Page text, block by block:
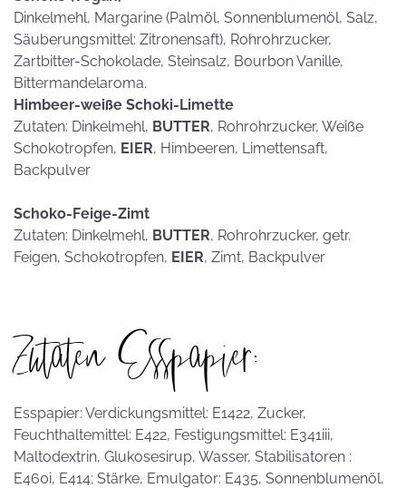
Dinkelmehl, Margarine (Palmöl, Sonnenblumenöl, Salz,
Säuberungsmittel: Zitronensaft), Rohrohrzucker,
Zartbitter-Schokolade, Steinsalz, Bourbon Vanille,
Bittermandelaroma.
Himbeer-weiße Schoki-Limette
Zutaten: Dinkelmehl, BUTTER, Rohrohrzucker, Weiße
Schokotropfen, EIER, Himbeeren, Limettensaft,
Backpulver
Schoko-Feige-Zimt
Zutaten: Dinkelmehl, BUTTER, Rohrohrzucker, getr.
Feigen, Schokotropfen, EIER, Zimt, Backpulver
Zutaten Esspapier:
Esspapier: Verdickungsmittel: E1422, Zucker,
Feuchthaltemittel: E422, Festigungsmittel: E341iii,
Maltodextrin, Glukosesirup, Wasser, Stabilisatoren :
E460i, E414; Stärke, Emulgator: E435, Sonnenblumenöl,